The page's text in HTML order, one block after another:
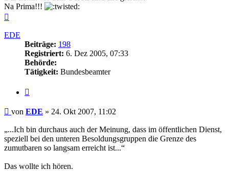
Na Prima!!!
EDE
Beiträge: 198
Registriert: 6. Dez 2005, 07:33
Behörde:
Tätigkeit: Bundesbeamter
Beitrag
von EDE » 24. Okt 2007, 11:02
„...Ich bin durchaus auch der Meinung, dass im öffentlichen Dienst,
speziell bei den unteren Besoldungsgruppen die Grenze des
zumutbaren so langsam erreicht ist...“
Das wollte ich hören.